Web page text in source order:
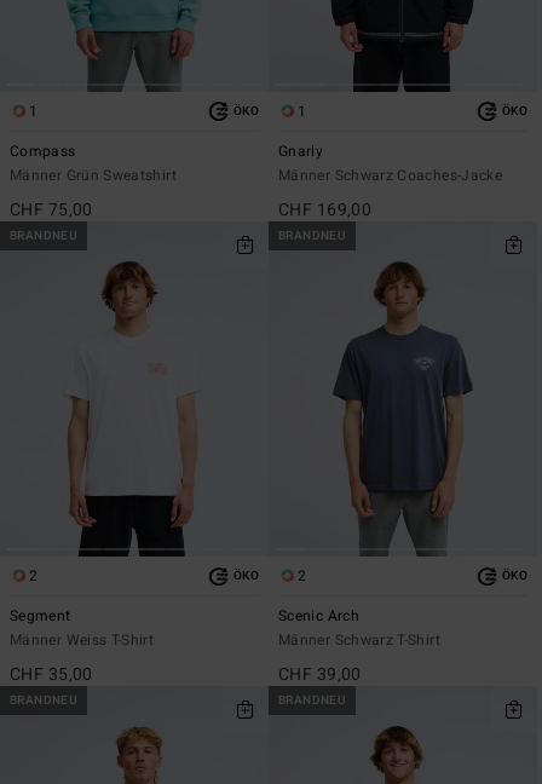
1 ÖKO
Compass
Männer Grün Sweatshirt
CHF 75,00
1 ÖKO
Gnarly
Männer Schwarz Coaches-Jacke
CHF 169,00
BRANDNEU
2 ÖKO
Segment
Männer Weiss T-Shirt
CHF 35,00
BRANDNEU
2 ÖKO
Scenic Arch
Männer Schwarz T-Shirt
CHF 39,00
BRANDNEU BRANDNEU